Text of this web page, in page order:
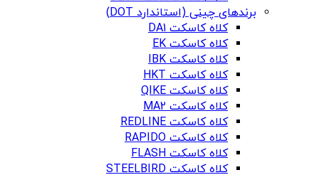
برندهای چینی (استاندارد DOT)
کلاه کاسکت DA1
کلاه کاسکت EK
کلاه کاسکت IBK
کلاه کاسکت HKT
کلاه کاسکت QIKE
کلاه کاسکت MA2
کلاه کاسکت REDLINE
کلاه کاسکت RAPIDO
کلاه کاسکت FLASH
کلاه کاسکت STEELBIRD